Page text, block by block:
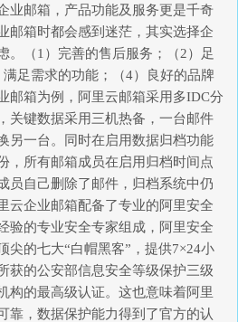
业邮箱，产品功能及服务更是千奇
邮箱时都会感到迷茫，其实选择企
。（1）完善的售后服务；（2）足
足需求的功能；（4）良好的品牌
邮箱为例，阿里云邮箱采用多IDC分
关键数据采用三机热备，一台邮件
另一台。同时在启用数据归档功能
，所有邮箱成员在启用归档时间点
员自己删除了邮件，归档系统中仍
云企业邮箱配备了专业的阿里安全
验的专业安全专家组成，阿里安全
尖的七大“白帽黑客”，提供7×24小
获的公安部信息安全等级保护三级
构的最高级认证。这也意味着阿里
靠，数据保护能力得到了官方的认